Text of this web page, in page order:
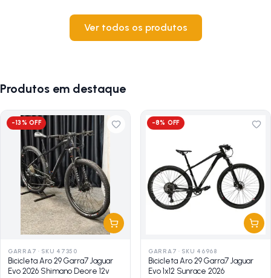
Ver todos os produtos
Produtos em destaque
-13% OFF
GARRA7 · SKU 47350
Bicicleta Aro 29 Garra7 Jaguar
Evo 2026 Shimano Deore 12v
-8% OFF
GARRA7 · SKU 46968
Bicicleta Aro 29 Garra7 Jaguar
Evo 1x12 Sunrace 2026